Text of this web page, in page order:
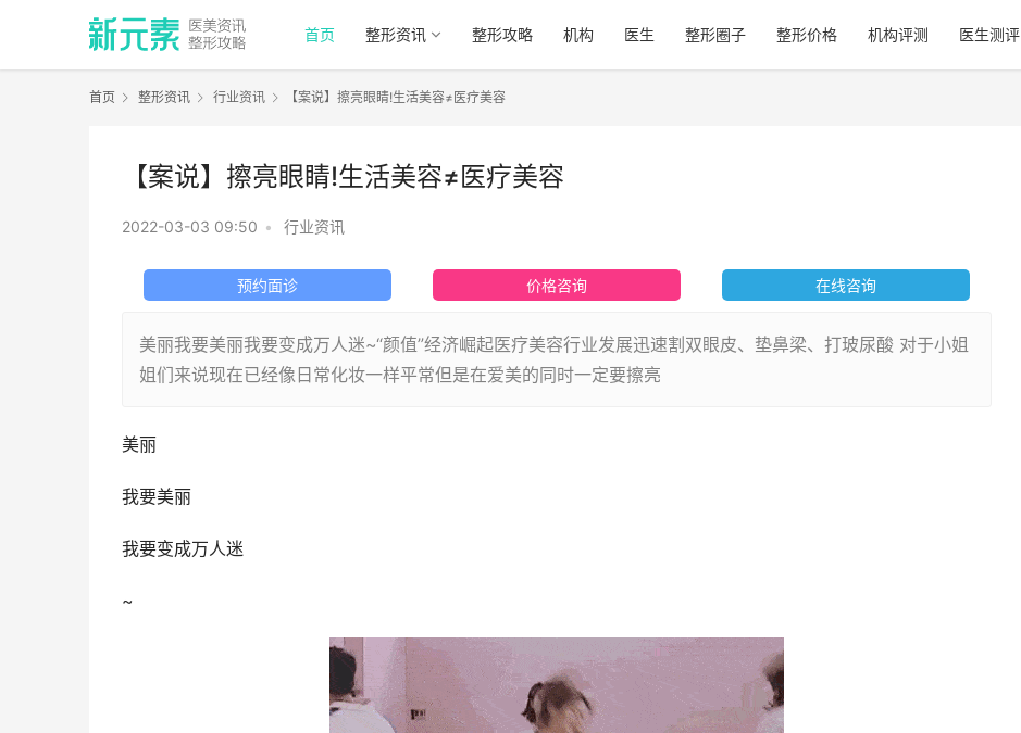
首页 整形资讯 整形攻略 机构 医生 整形圈子 整形价格 机构评测 医生测评
首页 整形资讯 行业资讯 【案说】擦亮眼睛!生活美容≠医疗美容
【案说】擦亮眼睛!生活美容≠医疗美容
2022-03-03 09:50 • 行业资讯
预约面诊 价格咨询 在线咨询
美丽我要美丽我要变成万人迷~“颜值”经济崛起医疗美容行业发展迅速割双眼皮、垫鼻梁、打玻尿酸 对于小姐
姐们来说现在已经像日常化妆一样平常但是在爱美的同时一定要擦亮
美丽
我要美丽
我要变成万人迷
~